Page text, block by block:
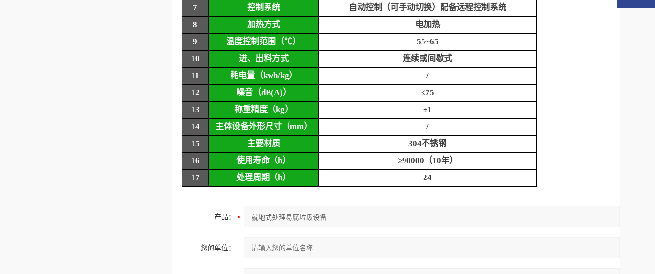
7
控制系统
自动控制（可手动切换）配备远程控制系统
8
加热方式
电加热
9
温度控制范围（℃）
55~65
10
进、出料方式
连续或间歇式
11
耗电量（kwh/kg）
/
12
噪音（dB(A)）
≤75
13
称重精度（kg）
±1
14
主体设备外形尺寸（mm）
/
15
主要材质
304不锈钢
16
使用寿命（h）
≥90000（10年）
17
处理周期（h） 24
产品：
您的单位：